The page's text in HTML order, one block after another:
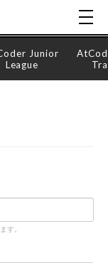
Junior
League
す。